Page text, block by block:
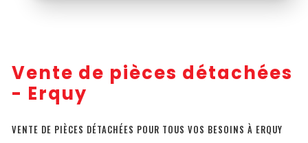
Vente de pièces détachées
- Erquy
VENTE DE PIÈCES DÉTACHÉES POUR TOUS VOS BESOINS À ERQUY